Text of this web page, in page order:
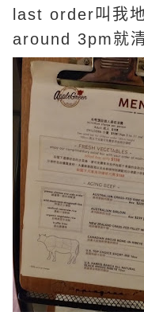
last order叫我
around 3pm就